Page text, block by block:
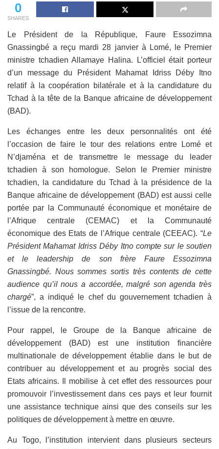
0
SHARES
Le Président de la République, Faure Essozimna
Gnassingbé a reçu mardi 28 janvier à Lomé, le Premier
ministre tchadien Allamaye Halina. L’officiel était porteur
d’un message du Président Mahamat Idriss Déby Itno
relatif à la coopération bilatérale et à la candidature du
Tchad à la tête de la Banque africaine de développement
(BAD).
Les échanges entre les deux personnalités ont été
l’occasion de faire le tour des relations entre Lomé et
N’djaména et de transmettre le message du leader
tchadien à son homologue. Selon le Premier ministre
tchadien, la candidature du Tchad à la présidence de la
Banque africaine de développement (BAD) est aussi celle
portée par la Communauté économique et monétaire de
l’Afrique centrale (CEMAC) et la Communauté
économique des Etats de l’Afrique centrale (CEEAC). “Le
Président Mahamat Idriss Déby Itno compte sur le soutien
et le leadership de son frère Faure Essozimna
Gnassingbé. Nous sommes sortis très contents de cette
audience qu’il nous a accordée, malgré son agenda très
chargé”, a indiqué le chef du gouvernement tchadien à
l’issue de la rencontre.
Pour rappel, le Groupe de la Banque africaine de
développement (BAD) est une institution financière
multinationale de développement établie dans le but de
contribuer au développement et au progrès social des
Etats africains. Il mobilise à cet effet des ressources pour
promouvoir l’investissement dans ces pays et leur fournit
une assistance technique ainsi que des conseils sur les
politiques de développement à mettre en œuvre.
Au Togo, l’institution intervient dans plusieurs secteurs